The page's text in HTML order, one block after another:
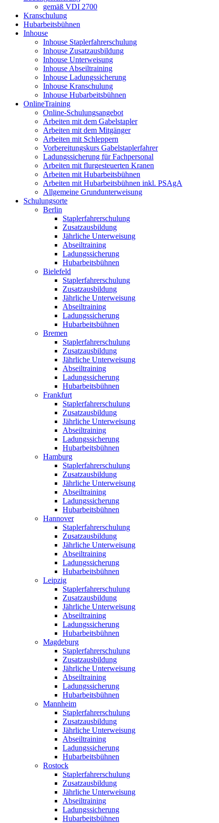
gemäß VDI 2700
Kranschulung
Hubarbeitsbühnen
Inhouse
Inhouse Staplerfahrerschulung
Inhouse Zusatzausbildung
Inhouse Unterweisung
Inhouse Abseiltraining
Inhouse Ladungssicherung
Inhouse Kranschulung
Inhouse Hubarbeitsbühnen
OnlineTraining
Online-Schulungsangebot
Arbeiten mit dem Gabelstapler
Arbeiten mit dem Mitgänger
Arbeiten mit Schleppern
Vorbereitungskurs Gabelstaplerfahrer
Ladungssicherung für Fachpersonal
Arbeiten mit flurgesteuerten Kranen
Arbeiten mit Hubarbeitsbühnen
Arbeiten mit Hubarbeitsbühnen inkl. PSAgA
Allgemeine Grundunterweisung
Schulungsorte
Berlin
Staplerfahrerschulung
Zusatzausbildung
Jährliche Unterweisung
Abseiltraining
Ladungssicherung
Hubarbeitsbühnen
Bielefeld
Staplerfahrerschulung
Zusatzausbildung
Jährliche Unterweisung
Abseiltraining
Ladungssicherung
Hubarbeitsbühnen
Bremen
Staplerfahrerschulung
Zusatzausbildung
Jährliche Unterweisung
Abseiltraining
Ladungssicherung
Hubarbeitsbühnen
Frankfurt
Staplerfahrerschulung
Zusatzausbildung
Jährliche Unterweisung
Abseiltraining
Ladungssicherung
Hubarbeitsbühnen
Hamburg
Staplerfahrerschulung
Zusatzausbildung
Jährliche Unterweisung
Abseiltraining
Ladungssicherung
Hubarbeitsbühnen
Hannover
Staplerfahrerschulung
Zusatzausbildung
Jährliche Unterweisung
Abseiltraining
Ladungssicherung
Hubarbeitsbühnen
Leipzig
Staplerfahrerschulung
Zusatzausbildung
Jährliche Unterweisung
Abseiltraining
Ladungssicherung
Hubarbeitsbühnen
Magdeburg
Staplerfahrerschulung
Zusatzausbildung
Jährliche Unterweisung
Abseiltraining
Ladungssicherung
Hubarbeitsbühnen
Mannheim
Staplerfahrerschulung
Zusatzausbildung
Jährliche Unterweisung
Abseiltraining
Ladungssicherung
Hubarbeitsbühnen
Rostock
Staplerfahrerschulung
Zusatzausbildung
Jährliche Unterweisung
Abseiltraining
Ladungssicherung
Hubarbeitsbühnen